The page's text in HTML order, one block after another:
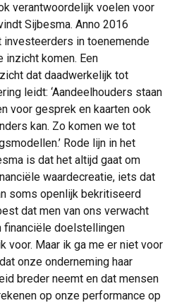
verantwoordelijk voelen voor
Sijbesma. Anno 2016
investeerders in toenemende
komen. Een
dat daadwerkelijk tot
leidt: ‘Aandeelhouders staan
voor gesprek en kaarten ook
kan. Zo komen we tot
Rode lijn in het
is dat het altijd gaat om
waardecreatie, iets dat
soms openlijk bekritiseerd
dat men van ons verwacht
financiële doelstellingen
voor. Maar ik ga me er niet voor
onze onderneming haar
breder neemt en dat mensen
op onze performance op